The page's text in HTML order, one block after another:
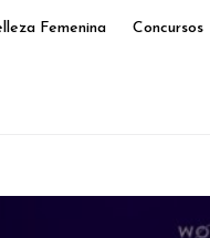
Femenina Concursos